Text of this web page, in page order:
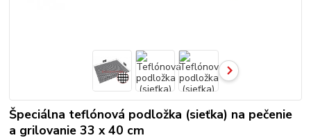
Špeciálna teflónová podložka (sieťka) na pečenie
a grilovanie 33 x 40 cm